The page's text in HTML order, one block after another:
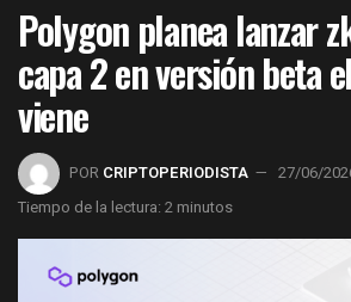
Polygon planea lanzar
capa 2 en versión beta
viene
POR CRIPTOPERIODISTA
27/06/
Tiempo de la lectura: 2 minutos